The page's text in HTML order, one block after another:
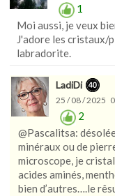
1
Moi aussi, je veux
J'adore les cristaux/
labradorite.
LadiDi
25 / 08 / 2025
2
@Pascalitsa:
minéraux ou de
microscope, je
acides aminés,
bien d’autres….le